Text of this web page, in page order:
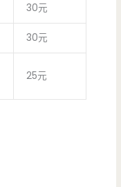
30元
30元
25元